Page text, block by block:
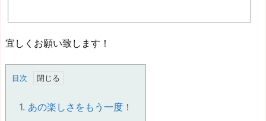
宜しくお願い致します！
目次
1. あの楽しさをもう一度！